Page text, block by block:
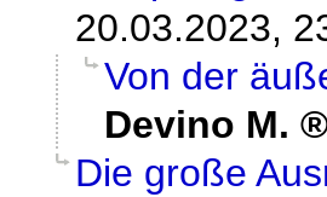
20.03.2023,
Von der
Devino M.
Die große